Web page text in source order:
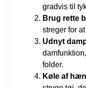
gradvis til
Brug rette
streger for
Udnyt
folder.
Køle af